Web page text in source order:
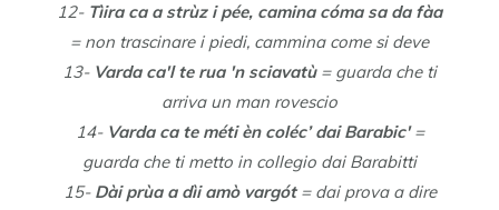
12- Tìira ca a strùz i pée, camina cóma sa da fàa
= non trascinare i piedi, cammina come si deve
13- Varda ca'l te rua 'n sciavatù= guarda che ti
arriva un man rovescio
14- Varda ca te méti èn coléc’ dai Barabic'=
guarda che ti metto in collegio dai Barabitti
15- Dài prùa a dìi amò vargót= dai prova a dire